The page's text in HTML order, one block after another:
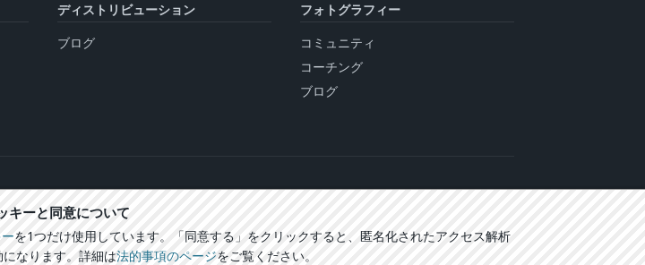
ディストリビューション
ブログ
フォトグラフィー
コミュニティ
コーチング
ブログ
法的事項 / プライバシーポリシーCookie設定© 2026 CARECOM® Harald Mühlhoff
キーと同意について
を1つだけ使用しています。「同意する」をクリックすると、匿名化されたアクセス解析
なります。詳細は法的事項のページをご覧ください。